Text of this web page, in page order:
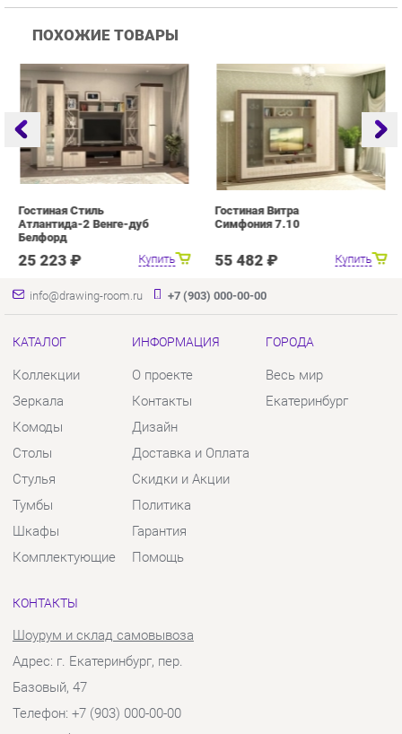
Купить
Гостиная Стиль
Атлантида-2 Венге-дуб
Белфорд
25 223 ₽ Купить
Гостиная Витра
Симфония 7.10
55 482 ₽
info@drawing-room.ru +7 (903) 000-00-00
КАТАЛОГ
Коллекции
Столы
Тумбы
Шкафы
Комплектующие
ИНФОРМАЦИЯ
О проекте
Доставка и Оплата
Политика
Гарантия
Помощь
ГОРОДА
Весь мир
КОНТАКТЫ
Шоурум и склад самовывоза
Адрес: г. Екатеринбург, пер.
Базовый, 47
Часы работы:
Пн - Пт:10:00 - 18:00 (GMT+5)
Отправить сообщение
© 2009-2026 Твой Зал Екатеринбург